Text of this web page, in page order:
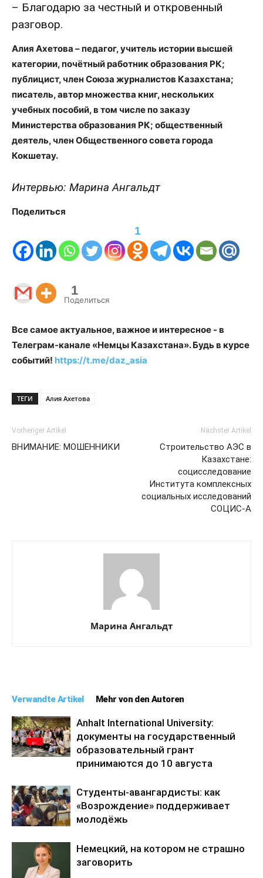
– Благодарю за честный и откровенный
разговор.
Алия Ахетова – педагог, учитель истории высшей
категории, почётный работник образования РК;
публицист, член Союза журналистов Казахстана;
писатель, автор множества книг, нескольких
учебных пособий, в том числе по заказу
Министерства образования РК; общественный
деятель, член Общественного совета города
Кокшетау.
Интервью: Марина Ангальдт
Поделиться
1
1
Поделиться
Все самое актуальное, важное и интересное - в
Телеграм-канале «Немцы Казахстана». Будь в курсе
событий! https://t.me/daz_asia
ТЕГИ Алия Ахетова
Vorheriger Artikel
ВНИМАНИЕ: МОШЕННИКИ
Nächster Artikel
Строительство АЭС в
Казахстане:
социсследование
Института комплексных
социальных исследований
СОЦИС-А
Марина Ангальдт
Verwandte Artikel Mehr von den Autoren
Anhalt International University:
документы на государственный
образовательный грант
принимаются до 10 августа
Студенты-авангардисты: как
«Возрождение» поддерживает
молодёжь
Немецкий, на котором не страшно
заговорить